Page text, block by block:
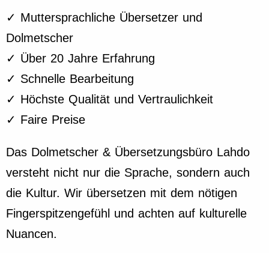
✓ Muttersprachliche Übersetzer und
Dolmetscher
✓ Über 20 Jahre Erfahrung
✓ Schnelle Bearbeitung
✓ Höchste Qualität und Vertraulichkeit
✓ Faire Preise
Das Dolmetscher & Übersetzungsbüro Lahdo
versteht nicht nur die Sprache, sondern auch
die Kultur. Wir übersetzen mit dem nötigen
Fingerspitzengefühl und achten auf kulturelle
Nuancen.